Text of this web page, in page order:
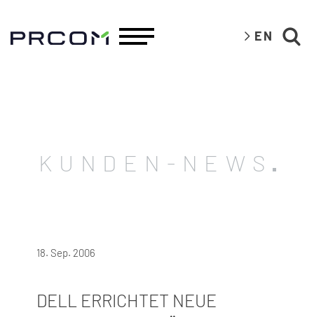
EN
KUNDEN-NEWS
18. Sep. 2006
DELL ERRICHTET NEUE